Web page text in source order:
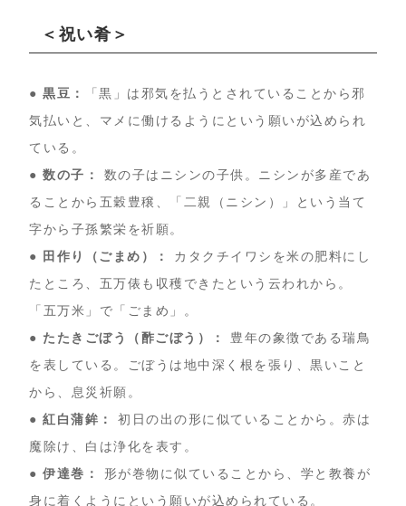
＜祝い肴＞
● 黒豆：
「黒」は邪気を払うとされていることから邪
気払いと、マメに働けるようにという願いが込められ
ている。
● 数の子：
数の子はニシンの子供。ニシンが多産であ
ることから五穀豊穣、「二親（ニシン）」という当て
字から子孫繁栄を祈願。
● 田作り（ごまめ）：
カタクチイワシを米の肥料にし
たところ、五万俵も収穫できたという云われから。
「五万米」で「ごまめ」。
● たたきごぼう（酢ごぼう）：
豊年の象徴である瑞鳥
を表している。ごぼうは地中深く根を張り、黒いこと
から、息災祈願。
● 紅白蒲鉾：
初日の出の形に似ていることから。赤は
魔除け、白は浄化を表す。
● 伊達巻：
形が巻物に似ていることから、学と教養が
身に着くようにという願いが込められている。